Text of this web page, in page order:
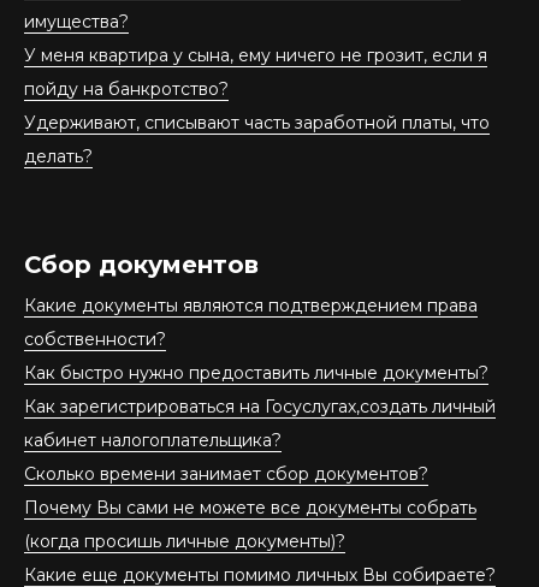
имущества?
У меня квартира у сына, ему ничего не грозит, если я
пойду на банкротство?
Удерживают, списывают часть заработной платы, что
делать?
Сбор документов
Какие документы являются подтверждением права
собственности?
Как быстро нужно предоставить личные документы?
Как зарегистрироваться на Госуслугах,создать личный
кабинет налогоплательщика?
Сколько времени занимает сбор документов?
Почему Вы сами не можете все документы собрать
(когда просишь личные документы)?
Какие еще документы помимо личных Вы собираете?